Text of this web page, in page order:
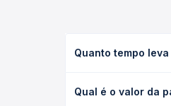
Quanto tempo
(convencional,
Qual é o valor da